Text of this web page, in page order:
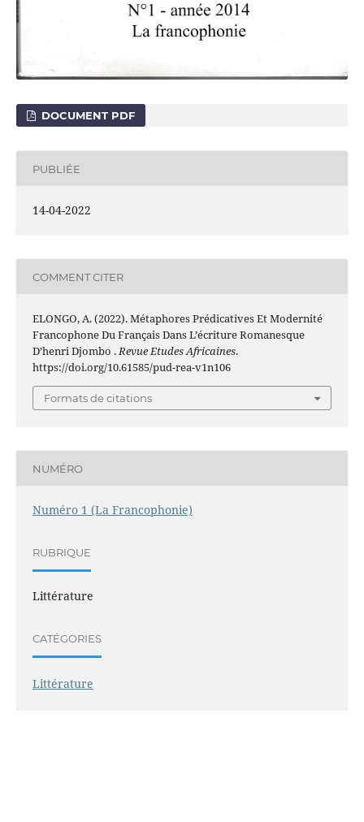
DOCUMENT PDF
PUBLIÉE
14-04-2022
COMMENT CITER
ELONGO, A. (2022). Métaphores Prédicatives Et Modernité
Francophone Du Français Dans L’écriture Romanesque
D’henri Djombo .Revue Etudes Africaines.
https://doi.org/10.61585/pud-rea-v1n106
Formats de citations
NUMÉRO
Numéro 1 (La Francophonie)
RUBRIQUE
Littérature
CATÉGORIES
Littérature